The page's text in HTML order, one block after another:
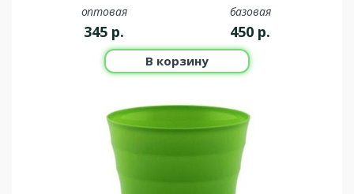
оптовая
345 р.
базовая
450 р.
В корзину